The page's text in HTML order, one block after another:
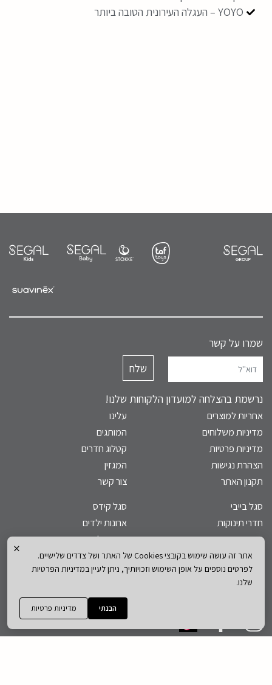
×
אתר זה עושה שימוש בקובצי Cookies של האתר ושל צדדים שלישיים.
לפרטים נוספים על אופן השימוש וזכויותיך, ניתן לעיין במדיניות הפרטיות
שלנו.
הבנתי מדיניות פרטיות
YOYO – העגלה העירונית הטובה ביותר
שמרו על קשר
נרשמת בהצלחה למועדון הלקוחות שלנו!
אחריות למוצרים
מדיניות משלוחים
מדיניות פרטיות
הצהרת נגישות
תקנון האתר
עלינו
המותגים
קטלוג חדרים
המגזין
צור קשר
סגל בייבי
חדרי תינוקות
מיטות תינוק
שידות
ארונות
מוצצים לתינוקות
סגל קידס
ארונות ילדים
מיטות ילדים
מזרנים לילדים
כסאות אוכל